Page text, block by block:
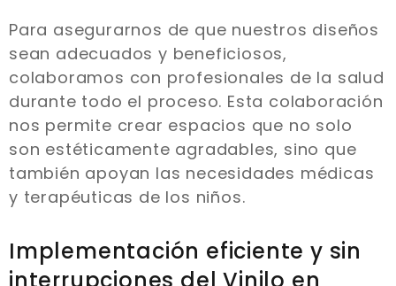
Para asegurarnos de que nuestros diseños
sean adecuados y beneficiosos,
colaboramos con profesionales de la salud
durante todo el proceso. Esta colaboración
nos permite crear espacios que no solo
son estéticamente agradables, sino que
también apoyan las necesidades médicas
y terapéuticas de los niños.
Implementación eficiente y sin
interrupciones del Vinilo en